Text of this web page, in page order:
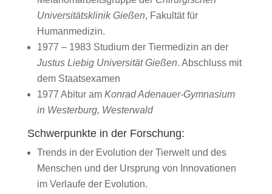
Universitätsklinik Gießen, Fakultät für
Humanmedizin.
1977 – 1983 Studium der Tiermedizin an der
Justus Liebig Universität Gießen. Abschluss mit
dem Staatsexamen
1977 Abitur am Konrad Adenauer-Gymnasium
in Westerburg, Westerwald
Schwerpunkte in der Forschung:
Trends in der Evolution der Tierwelt und des
Menschen und der Ursprung von Innovationen
im Verlaufe der Evolution.